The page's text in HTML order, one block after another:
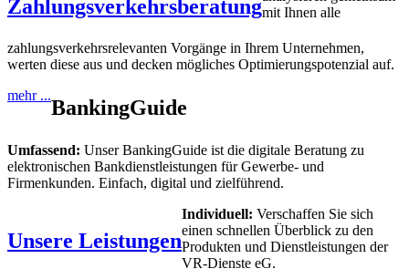
Zahlungsverkehrsberatungmit Ihnen alle
zahlungsverkehrsrelevanten Vorgänge in Ihrem Unternehmen,
werten diese aus und decken mögliches Optimierungspotenzial auf.
mehr ...
BankingGuide
Umfassend: Unser BankingGuide ist die digitale Beratung zu
elektronischen Bankdienstleistungen für Gewerbe- und
Firmenkunden. Einfach, digital und zielführend.
Unsere Leistungen
Individuell: Verschaffen Sie sich
einen schnellen Überblick zu den
Produkten und Dienstleistungen der
VR-Dienste eG.